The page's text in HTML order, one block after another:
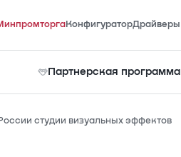
КонфигураторДрайверы
Партнерская программа
студии визуальных эффектов